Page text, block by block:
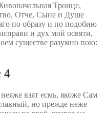
Троице,
Отче, Сыне и Душе
по образу и по подобию
и дух мой освяти,
существе разумно пою:
4
взят есмь, якоже Сам
но прежде неже